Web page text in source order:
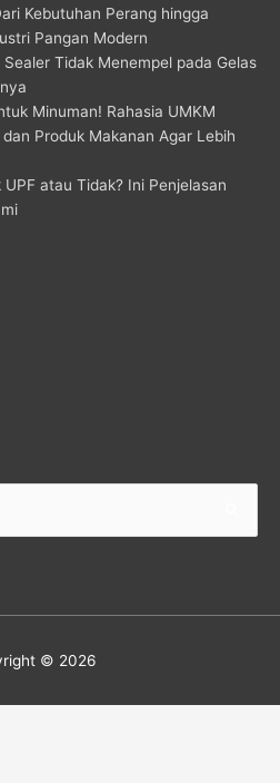
Kebutuhan Perang hingga
Pangan Modern
Tidak Menempel pada Gelas
Minuman! Rahasia UMKM
Produk Makanan Agar Lebih
atau Tidak? Ini Penjelasan
© 2026